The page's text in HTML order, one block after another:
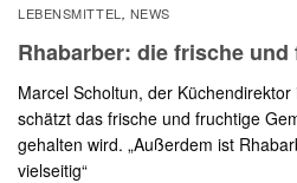
LEBENSMITTEL , NEWS
Rhabarber: die frische
Marcel Scholtun, der
schätzt das frische und fruchtige
gehalten wird. „Außerdem ist
vielseitig“